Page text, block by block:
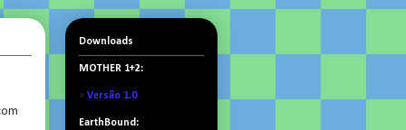
Downloads
MOTHER 1+2:
» Versão 1.0
EarthBound: